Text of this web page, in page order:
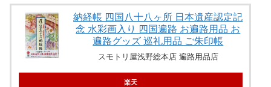
納経帳 四国八十八ヶ所 日本遺産認定記
念 水彩画入り 四国遍路 お遍路用品 お
遍路グッズ 巡礼用品 ご朱印帳
スモトリ屋浅野総本店 遍路用品店
楽天